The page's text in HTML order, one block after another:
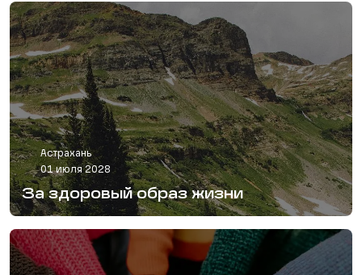
Астрахань
01 июля 2028
За здоровый образ жизни